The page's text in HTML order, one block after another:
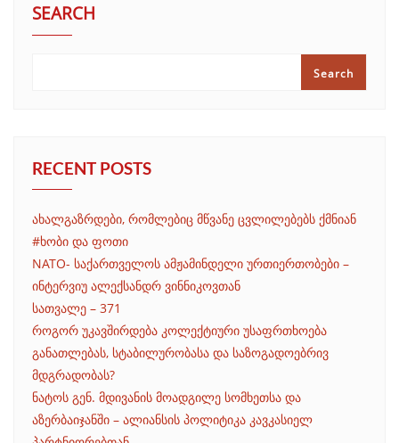
SEARCH
Search
RECENT POSTS
ახალგაზრდები, რომლებიც მწვანე ცვლილებებს ქმნიან
#ხობი და ფოთი
NATO- საქართველოს ამჟამინდელი ურთიერთობები –
ინტერვიუ ალექსანდრ ვინნიკოვთან
სათვალე – 371
როგორ უკავშირდება კოლექტიური უსაფრთხოება
განათლებას, სტაბილურობასა და საზოგადოებრივ
მდგრადობას?
ნატოს გენ. მდივანის მოადგილე სომხეთსა და
აზერბაიჯანში – ალიანსის პოლიტიკა კავკასიელ